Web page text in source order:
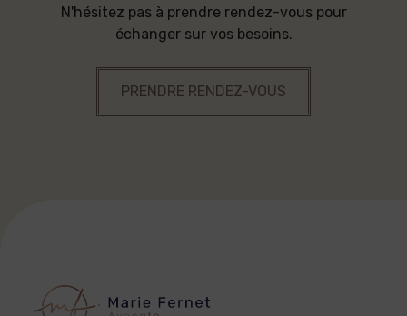
N'hésitez pas à prendre rendez-vous pour
échanger sur vos besoins.
PRENDRE RENDEZ-VOUS